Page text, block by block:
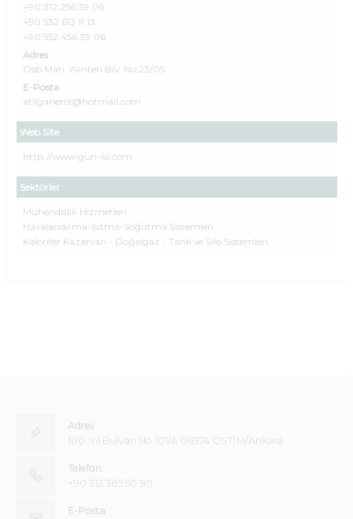
+90 312 256 39 06
+90 532 613 11 13
+90 552 456 39 06
Adres
Osb Mah. Alınteri Blv. No:23/05
E-Posta
atilganerol@hotmail.com
Web Site
http://www.gun-isi.com
Sektörler
Mühendislik Hizmetleri
Havalandırma-Isıtma-Soğutma Sistemleri
Kalorifer Kazanları - Doğalgaz - Tank ve Silo Sistemleri
Adres
100. Yıl Bulvarı No:101/A 06374 OSTİM/Ankara
Telefon
+90 312 385 50 90
E-Posta